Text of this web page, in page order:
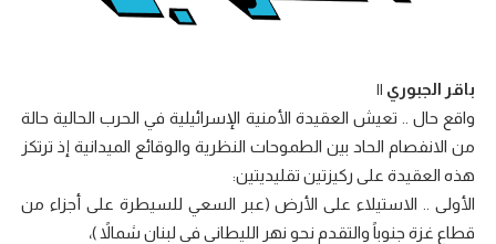
باقر الجبوري ||
واقع حال .. تعيش العقيدة الأمنية الإسرائيلية في الحرب الحالية حالة
من الانفصام الحاد بين الطموحات النظرية والوقائع الميدانية إذ ترتكز
هذه العقيدة على ركيزتين تقليديتين:
الأولى .. الاستيلاء على الأرض (عبر السعي للسيطرة على أجزاء من
قطاع غزة جنوباً والتقدم نحو نهر الليطاني في لبنان شمالاً )،